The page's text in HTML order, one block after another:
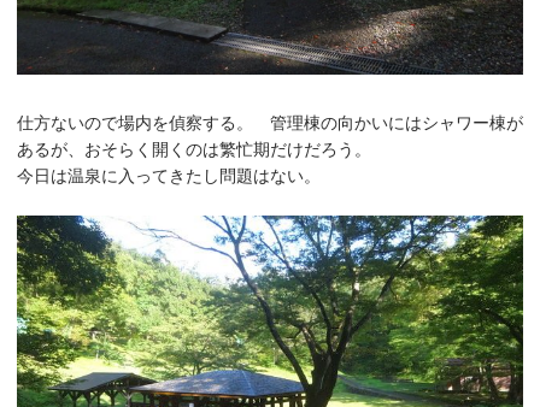
仕方ないので場内を偵察する。 管理棟の向かいにはシャワー棟が
あるが、おそらく開くのは繁忙期だけだろう。
今日は温泉に入ってきたし問題はない。